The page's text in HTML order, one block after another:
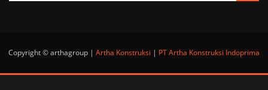
Copyright © arthagroup | Artha Konstruksi | PT Artha Konstruksi Indoprima